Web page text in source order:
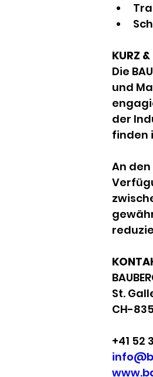
KURZ
Die
und
der
finden
An den
St.
CH-
+41 52